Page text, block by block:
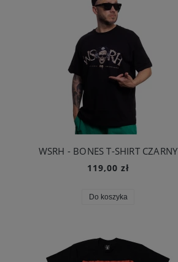
WSRH - BONES T-SHIRT CZARNY
119,00 zł
Do koszyka